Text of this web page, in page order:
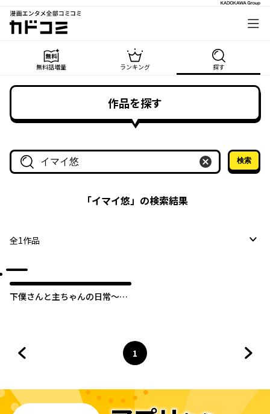
漫画エンタメ全部コミコミ
カドコミ
無料話増量 ランキング 探す
作品を探す
作品名・作家名で探す
検索
「イマイ悠」の検索結果
全1作品
下僕さんと主ちゃんの日常～主
ページ
1
へ